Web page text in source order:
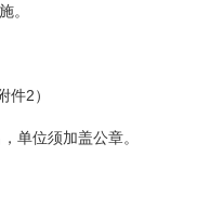
。
件2）
单位须加盖公章。